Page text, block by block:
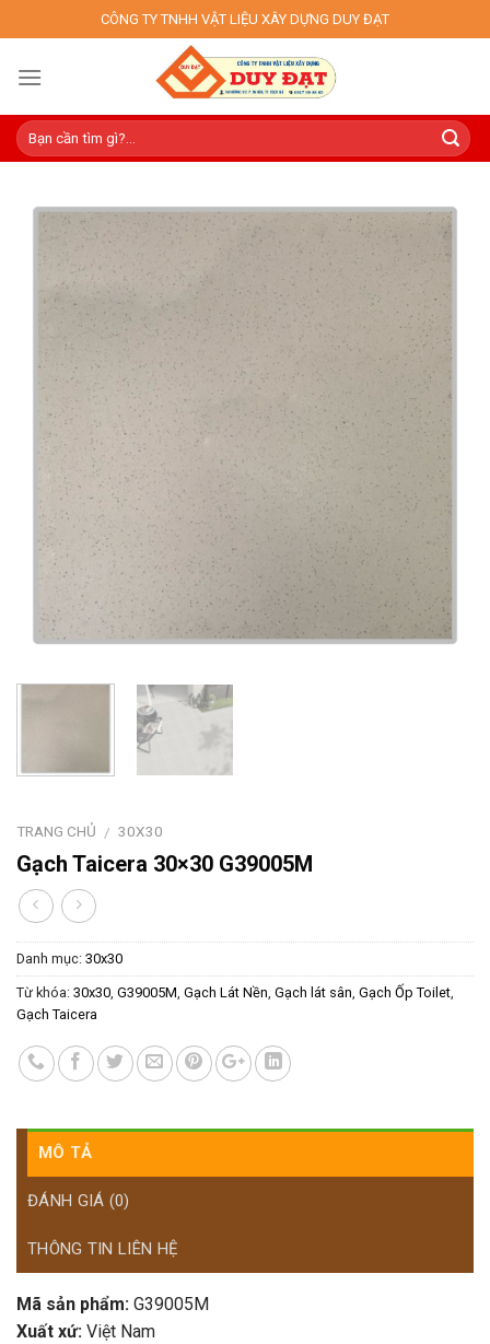
to
content
CÔNG TY TNHH VẬT LIỆU XÂY DỰNG DUY ĐẠT
TRANG CHỦ / 30X30
Gạch Taicera 30×30 G39005M
Danh mục: 30x30
Từ khóa: 30x30, G39005M, Gạch Lát Nền, Gạch lát sân, Gạch Ốp Toilet,
Gạch Taicera
MÔ TẢ
ĐÁNH GIÁ (0)
THÔNG TIN LIÊN HỆ
Mã sản phẩm: G39005M
Xuất xứ: Việt Nam